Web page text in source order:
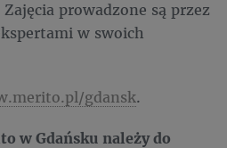
prowadzone są przez
w swoich
gdansk.
w Gdańsku należy do